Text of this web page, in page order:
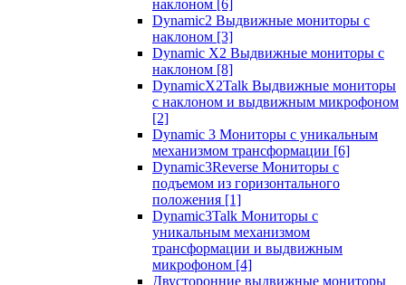
наклоном [6]
Dynamic2 Выдвижные мониторы с
наклоном [3]
Dynamic X2 Выдвижные мониторы с
наклоном [8]
DynamicX2Talk Выдвижные мониторы
с наклоном и выдвижным микрофоном
[2]
Dynamic 3 Мониторы с уникальным
механизмом трансформации [6]
Dynamic3Reverse Мониторы с
подъемом из горизонтального
положения [1]
Dynamic3Talk Мониторы с
уникальным механизмом
трансформации и выдвижным
микрофоном [4]
Двусторонние выдвижные мониторы